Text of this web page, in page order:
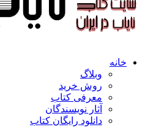
خانه
وبلاگ
روش خرید
معرفی کتاب
آثار نویسندگان
دانلود رایگان کتاب